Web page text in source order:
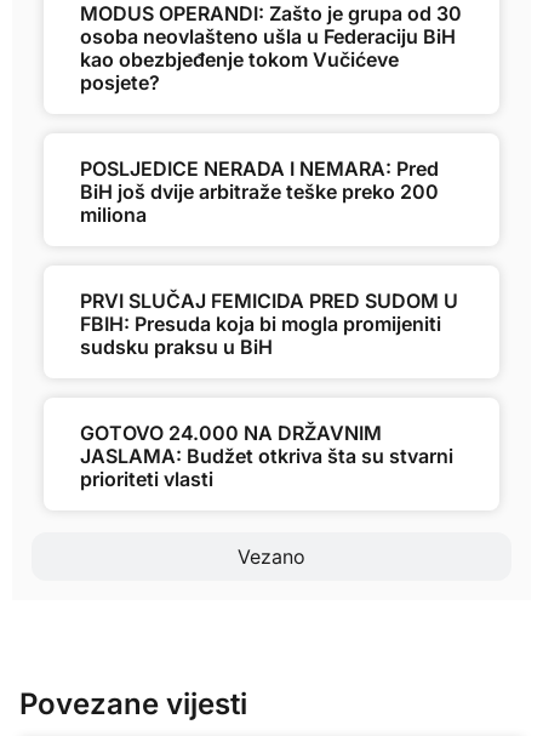
Vezano
MODUS OPERANDI: Zašto je grupa od 30
osoba neovlašteno ušla u Federaciju BiH
kao obezbjeđenje tokom Vučićeve
posjete?
POSLJEDICE NERADA I NEMARA: Pred
BiH još dvije arbitraže teške preko 200
miliona
PRVI SLUČAJ FEMICIDA PRED SUDOM U
FBIH: Presuda koja bi mogla promijeniti
sudsku praksu u BiH
GOTOVO 24.000 NA DRŽAVNIM
JASLAMA: Budžet otkriva šta su stvarni
prioriteti vlasti
Povezane vijesti